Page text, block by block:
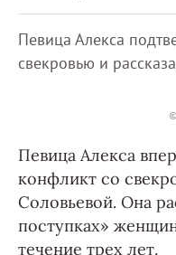
Певица Алекса
свекровью и
Певица Алекса
конфликт со
Соловьевой. Она
поступках»
течение трех лет.